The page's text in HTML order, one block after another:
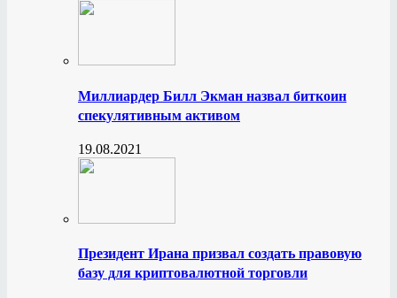
Миллиардер Билл Экман назвал биткоин
спекулятивным активом
19.08.2021
Президент Ирана призвал создать правовую
базу для криптовалютной торговли